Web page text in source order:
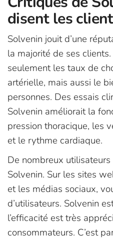
disent les
Solvenin jouit d’une
la majorité de ses
seulement les taux de
artérielle, mais aussi le
personnes. Des essais
Solvenin améliorait la
pression thoracique, les
et le rythme cardiaque.
De nombreux utilisateurs
Solvenin. Sur les sites
et les médias sociaux,
d’utilisateurs. Solvenin
l’efficacité est très
consommateurs. C’est